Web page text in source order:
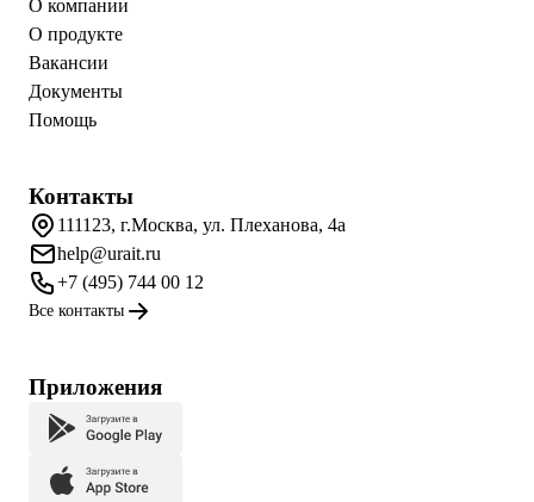
О компании
О продукте
Вакансии
Документы
Помощь
Контакты
111123, г.Москва, ул. Плеханова, 4а
help@urait.ru
+7 (495) 744 00 12
Все контакты
Приложения